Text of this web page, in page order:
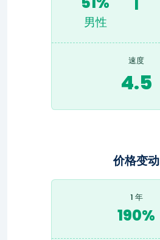
男性
速度
4.5
价格变动
1 年
190%